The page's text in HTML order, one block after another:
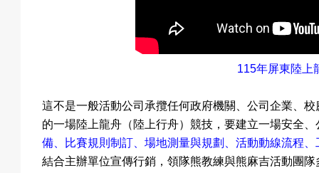
115年屏東陸上
這不是一般活動公司承攬任何政府機關 、公司企業 、
的一場陸上龍舟（陸上行舟）競技，要建立一場安全
備、比賽規則制訂、場地測量與規劃、活動動線流程
結合主辦單位宣傳行銷，領隊熊教練與熊麻吉活動團